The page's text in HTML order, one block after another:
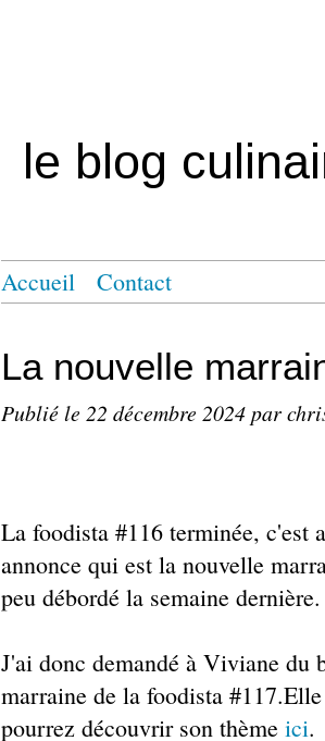
le blog
Accueil Contact
La nouvelle
Publié le 22 décembre 2024par
La foodista #116 terminée, c'est
annonce qui est la nouvelle
peu débordé la semaine dernière.
J'ai donc demandé à Viviane du
marraine de la foodista
pourrez découvrir son thème ici.